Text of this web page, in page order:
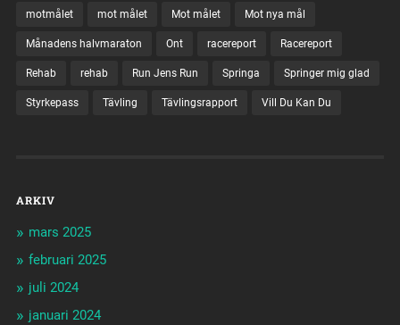
motmålet mot målet Mot målet Mot nya mål
Månadens halvmaraton Ont racereport Racereport
Rehab rehab Run Jens Run Springa Springer mig glad
Styrkepass Tävling Tävlingsrapport Vill Du Kan Du
ARKIV
mars 2025
februari 2025
juli 2024
januari 2024